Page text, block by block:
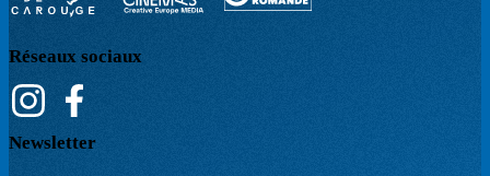
Réseaux sociaux
Newsletter